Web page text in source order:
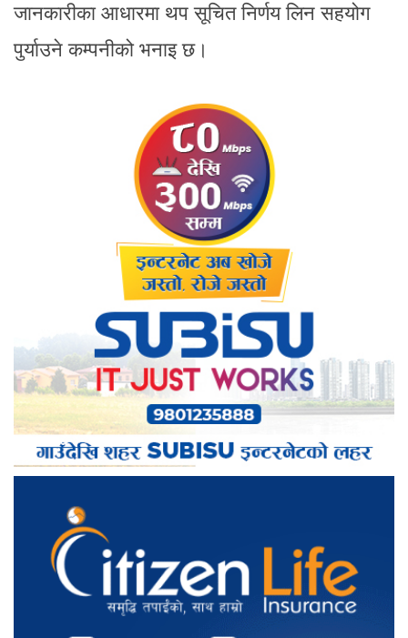
जानकारीका आधारमा थप सूचित निर्णय लिन सहयोग
पुर्याउने कम्पनीको भनाइ छ।